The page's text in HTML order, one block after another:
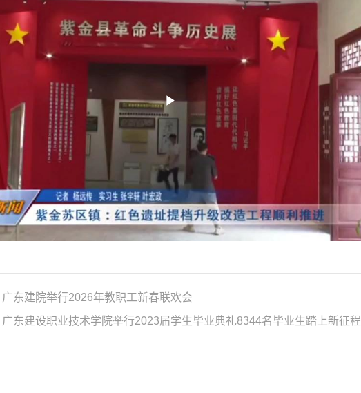
Play
Video
东建院举行2026年教职工新春联欢会
东建设职业技术学院举行2023届学生毕业典礼8344名毕业生踏上新征程